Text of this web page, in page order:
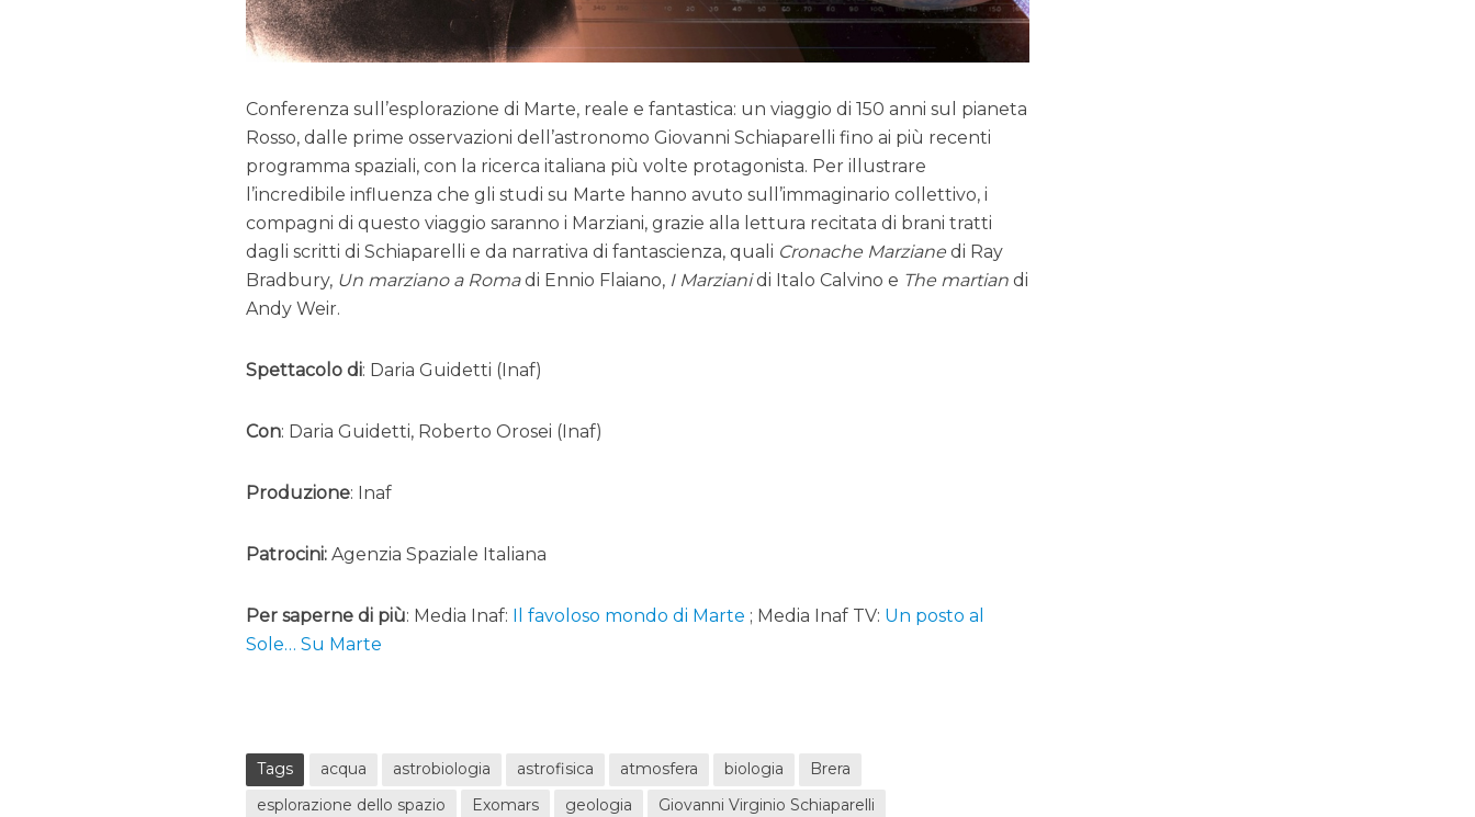
Conferenza sull’esplorazione di Marte, reale e fantastica: un viaggio di 150 anni sul pianeta
Rosso, dalle prime osservazioni dell’astronomo Giovanni Schiaparelli fino ai più recenti
programma spaziali, con la ricerca italiana più volte protagonista. Per illustrare
l’incredibile influenza che gli studi su Marte hanno avuto sull’immaginario collettivo, i
compagni di questo viaggio saranno i Marziani, grazie alla lettura recitata di brani tratti
dagli scritti di Schiaparelli e da narrativa di fantascienza, quali Cronache Marziane di Ray
Bradbury, Un marziano a Romadi Ennio Flaiano, I Marzianidi Italo Calvino e The martian di
Andy Weir.
Spettacolo di: Daria Guidetti (Inaf)
Con: Daria Guidetti, Roberto Orosei (Inaf)
Produzione: Inaf
Patrocini: Agenzia Spaziale Italiana
Per saperne di più: Media Inaf: Il favoloso mondo di Marte ; Media Inaf TV: Un posto al
Sole… Su Marte
Tags acqua astrobiologia astrofisica atmosfera biologia
Brera
esplorazione dello spazio
Exomars geologia
Giovanni Virginio Schiaparelli